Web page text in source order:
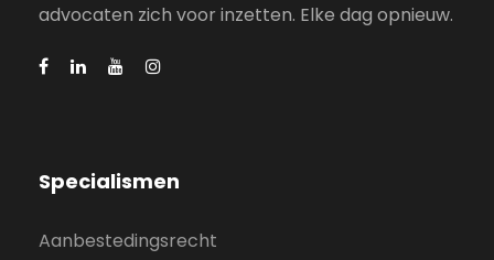
advocaten zich voor inzetten. Elke dag opnieuw.
Specialismen
Aanbestedingsrecht